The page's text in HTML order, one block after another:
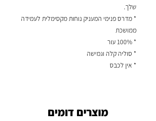
שלך.
* מדרס פנימי המעניק נוחות מקסימלית לעמידה
ממושכת
* 100% עור
* סוליה קלה וגמישה
* אין לכבס
מוצרים דומים